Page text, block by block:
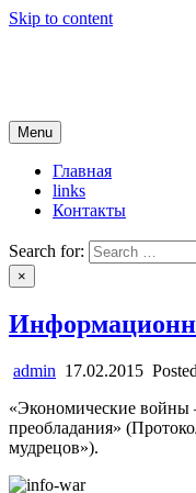
Skip to content
Menu
Главная
links
Контакты
Search for:
×
admin 17.02.2015
«Экономические войны
преобладания»
мудрецов»).